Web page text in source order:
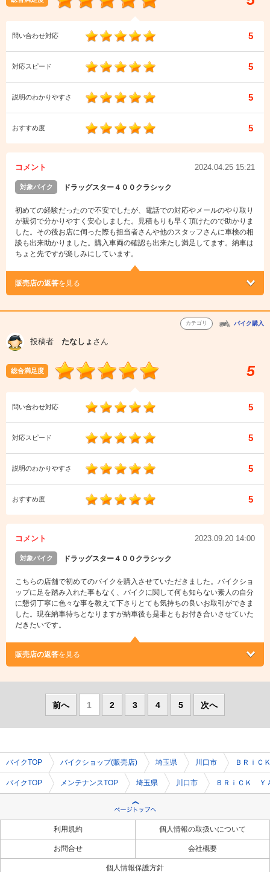
問い合わせ対応 5
対応スピード 5
説明のわかりやすさ 5
おすすめ度 5
コメント 2024.04.25 15:21
対象バイク ドラッグスター４００クラシック
初めての経験だったので不安でしたが、電話での対応やメールのやり取り
が親切で分かりやすく安心しました。見積もりも早く頂けたので助かりま
した。その後お店に伺った際も担当者さんや他のスタッフさんに車検の相
談も出来助かりました。購入車両の確認も出来たし満足してます。納車は
ちょと先ですが楽しみにしています。
販売店の返答を見る
カテゴリ バイク購入
投稿者 たなしょ さん
総合満足度 5
問い合わせ対応 5
対応スピード 5
説明のわかりやすさ 5
おすすめ度 5
コメント 2023.09.20 14:00
対象バイク ドラッグスター４００クラシック
こちらの店舗で初めてのバイクを購入させていただきました。バイクショ
ップに足を踏み入れた事もなく、バイクに関して何も知らない素人の自分
に懇切丁寧に色々な事を教えて下さりとても気持ちの良いお取引ができま
した。現在納車待ちとなりますが納車後も是非ともお付き合いさせていた
だきたいです。
販売店の返答を見る
前へ 1 2 3 4 5 次へ
バイクTOP バイクショップ(販売店) 埼玉県 川口市 ＢＲｉ
バイクTOP メンテナンスTOP 埼玉県 川口市 ＢＲｉＣＫ Ｙ
利用規約 個人情報の取扱いについて
お問合せ 会社概要
個人情報保護方針